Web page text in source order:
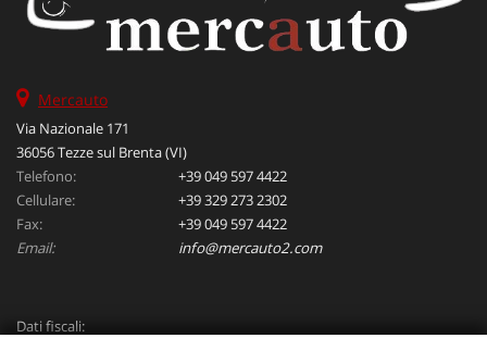
Mercauto
Via Nazionale 171
36056 Tezze sul Brenta (VI)
Telefono:
+39 049 597 4422
Cellulare:
+39 329 273 2302
Fax:
+39 049 597 4422
Email:
info@mercauto2.com
Dati fiscali: